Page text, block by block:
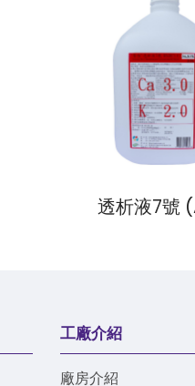
透析液7號
工廠介紹
廠房介紹